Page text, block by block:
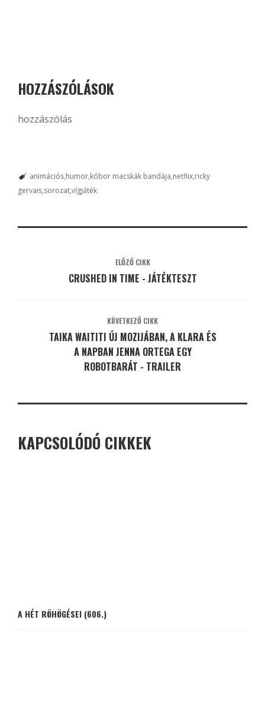
HOZZÁSZÓLÁSOK
hozzászólás
animációs humor kóbor macskák bandája netflix ricky
gervais sorozatvígjáték
ELŐZŐ CIKK
CRUSHED IN TIME - JÁTÉKTESZT
KÖVETKEZŐ CIKK
TAIKA WAITITI ÚJ MOZIJÁBAN, A KLARA ÉS
A NAPBAN JENNA ORTEGA EGY
ROBOTBARÁT - TRAILER
KAPCSOLÓDÓ CIKKEK
A HÉT RÖHÖGÉSEI (606.)